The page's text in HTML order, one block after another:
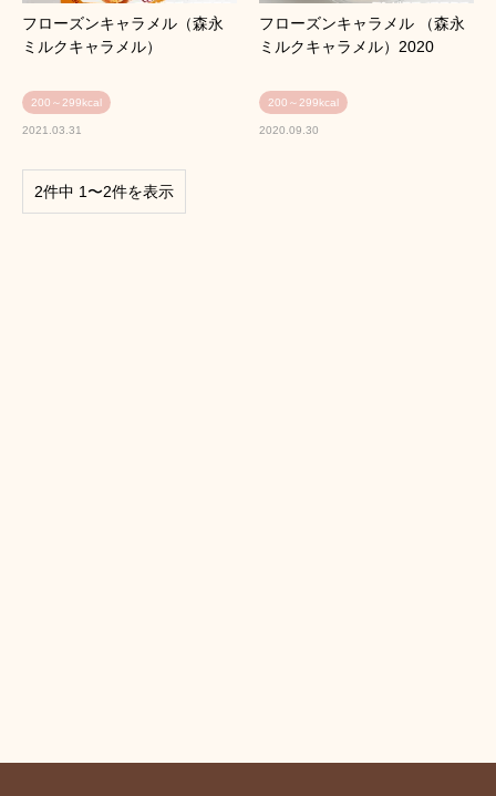
フローズンキャラメル（森永
ミルクキャラメル）
200～299kcal
2021.03.31
フローズンキャラメル （森永
ミルクキャラメル）2020
200～299kcal
2020.09.30
2件中 1〜2件を表示